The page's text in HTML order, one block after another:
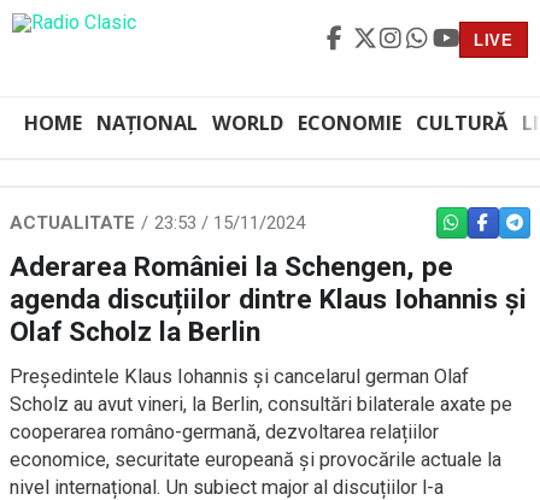
LIVE
HOME NAȚIONAL WORLD ECONOMIE CULTURĂ
ACTUALITATE 23:53 / 15/11/2024 WHATSAPP
Aderarea României la Schengen, pe
agenda discuțiilor dintre Klaus Iohannis și
Olaf Scholz la Berlin
Președintele Klaus Iohannis și cancelarul german Olaf
Scholz au avut vineri, la Berlin, consultări bilaterale axate pe
cooperarea româno-germană, dezvoltarea relațiilor
economice, securitate europeană și provocările actuale la
nivel internațional. Un subiect major al discuțiilor l-a